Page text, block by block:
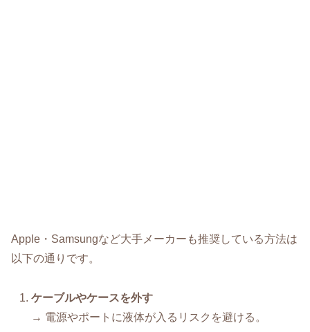
Apple・Samsungなど大手メーカーも推奨している方法は
以下の通りです。
ケーブルやケースを外す
→ 電源やポートに液体が入るリスクを避ける。